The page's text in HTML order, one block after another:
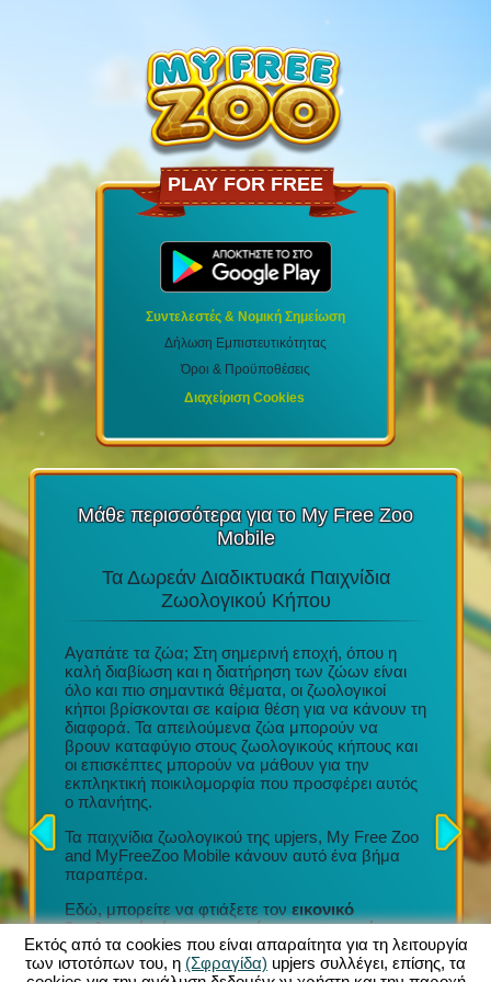
PLAY FOR FREE
Συντελεστές & Νομική Σημείωση
Δήλωση Εμπιστευτικότητας
Όροι & Προϋποθέσεις
Διαχείριση Cookies
Μάθε περισσότερα για το My Free Zoo
Mobile
tablet
την
(iOS
Τα Δωρεάν Διαδικτυακά Παιχνίδια
Ζωολογικού Κήπου
Αγαπάτε τα ζώα; Στη σημερινή εποχή, όπου η
καλή διαβίωση και η διατήρηση των ζώων είναι
όλο και πιο σημαντικά θέματα, οι ζωολογικοί
κήποι βρίσκονται σε καίρια θέση για να κάνουν τη
διαφορά. Τα απειλούμενα ζώα μπορούν να
βρουν καταφύγιο στους ζωολογικούς κήπους και
οι επισκέπτες μπορούν να μάθουν για την
εκπληκτική ποικιλομορφία που προσφέρει αυτός
ο πλανήτης.
Τα παιχνίδια ζωολογικού της upjers, My Free Zoo
and MyFreeZoo Mobile κάνουν αυτό ένα βήμα
παραπέρα.
Εδώ, μπορείτε να φτιάξετε τον εικονικό
ζωολογικό κήπο των ονείρων σας με πάνω
από 300 διαφορετικά εξωτικά ζώα. Μια μεγάλη
ποικιλία περιφράξεων, διακοσμήσεων και άλλων
Τόνοι
Κάθε
Εκτός από τα cookies που είναι απαραίτητα για τη λειτουργία
των ιστοτόπων του, η (Σφραγίδα) upjers συλλέγει, επίσης, τα